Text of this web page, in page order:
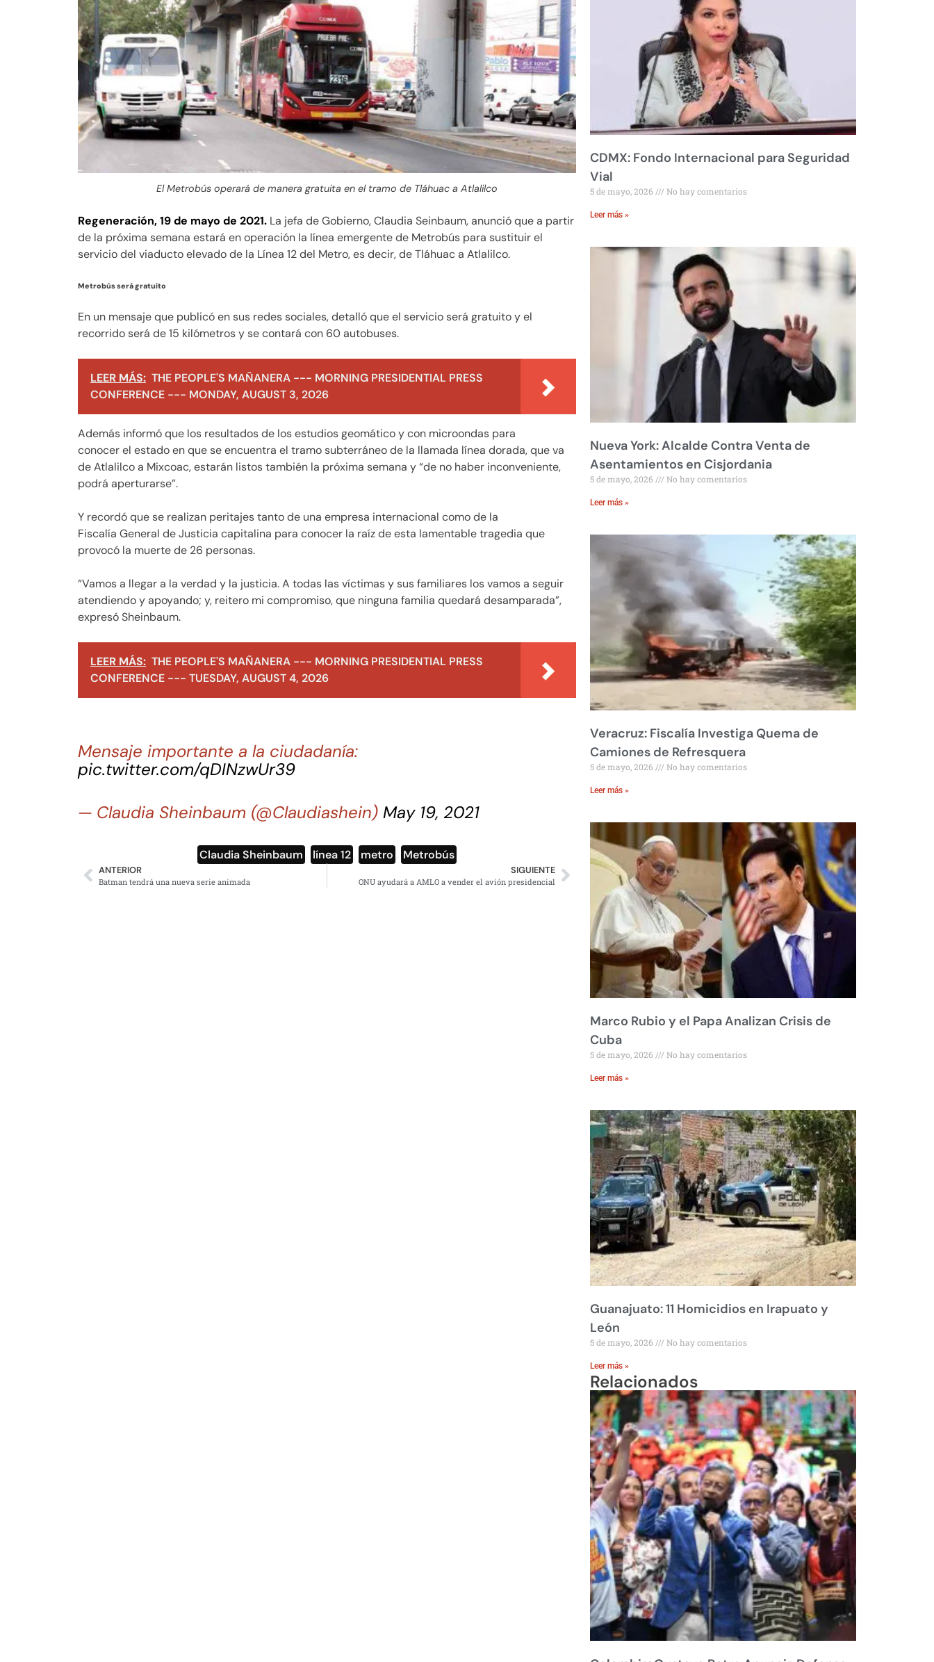
El Metrobús operará de manera gratuita en el tramo de Tláhuac a Atlalilco
Regeneración, 19 de mayo de 2021. La jefa de Gobierno, Claudia Seinbaum, anunció que a partir
de la próxima semana estará en operación la línea emergente de Metrobús para sustituir el
servicio del viaducto elevado de la Línea 12 del Metro, es decir, de Tláhuac a Atlalilco.
Metrobús será gratuito
En un mensaje que publicó en sus redes sociales, detalló que el servicio será gratuito y el
recorrido será de 15 kilómetros y se contará con 60 autobuses.
LEER MÁS: THE PEOPLE'S MAÑANERA --- MORNING PRESIDENTIAL PRESS
CONFERENCE --- MONDAY, AUGUST 3, 2026
Además informó que los resultados de los estudios geomático y con microondas para
conocer el estado en que se encuentra el tramo subterráneo de la llamada línea dorada, que va
de Atlalilco a Mixcoac, estarán listos también la próxima semana y “de no haber inconveniente,
podrá aperturarse”.
Y recordó que se realizan peritajes tanto de una empresa internacional como de la
Fiscalía General de Justicia capitalina para conocer la raíz de esta lamentable tragedia que
provocó la muerte de 26 personas.
“Vamos a llegar a la verdad y la justicia. A todas las víctimas y sus familiares los vamos a seguir
atendiendo y apoyando; y, reitero mi compromiso, que ninguna familia quedará desamparada”,
expresó Sheinbaum.
LEER MÁS: THE PEOPLE'S MAÑANERA --- MORNING PRESIDENTIAL PRESS
CONFERENCE --- TUESDAY, AUGUST 4, 2026
Mensaje importante a la ciudadanía:
pic.twitter.com/qDINzwUr39
— Claudia Sheinbaum (@Claudiashein) May 19, 2021
Claudia Sheinbaum línea 12 metro Metrobús
ANTERIOR
Batman tendrá una nueva serie animada
SIGUIENTE
ONU ayudará a AMLO a vender el avión presidencial
CDMX: Fondo Internacional para Seguridad
Vial
5 de mayo, 2026 No hay comentarios
Leer más »
Nueva York: Alcalde Contra Venta de
Asentamientos en Cisjordania
5 de mayo, 2026 No hay comentarios
Leer más »
Veracruz: Fiscalía Investiga Quema de
Camiones de Refresquera
5 de mayo, 2026 No hay comentarios
Leer más »
Marco Rubio y el Papa Analizan Crisis de
Cuba
5 de mayo, 2026 No hay comentarios
Leer más »
Guanajuato: 11 Homicidios en Irapuato y
León
5 de mayo, 2026 No hay comentarios
Leer más »
Relacionados